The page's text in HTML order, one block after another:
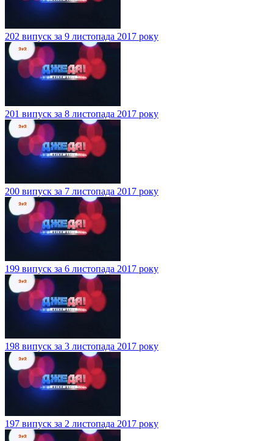
202 випуск за 9 листопада 2017 року
201 випуск за 8 листопада 2017 року
200 випуск за 7 листопада 2017 року
199 випуск за 6 листопада 2017 року
198 випуск за 3 листопада 2017 року
197 випуск за 2 листопада 2017 року